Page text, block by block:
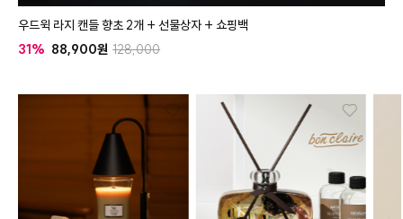
우드윅 라지 캔들 향초 2개 + 선물상자 + 쇼핑백
31% 88,900 128,000